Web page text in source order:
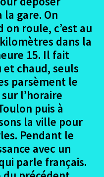
la gare. On
on roule, c’est au
dans la
15. Il fait
chaud, seuls
parsèment le
l’horaire
puis à
la ville pour
Pendant le
avec un
parle français.